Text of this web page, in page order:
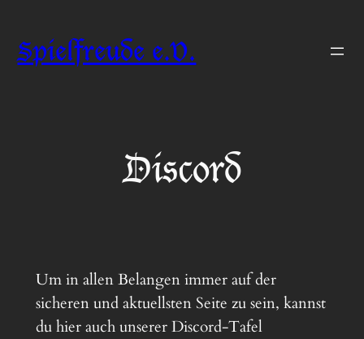
Inhalt
springen
Spielfreude e.V.
Discord
Um in allen Belangen immer auf der
sicheren und aktuellsten Seite zu sein, kannst
du hier auch unserer Discord-Tafel